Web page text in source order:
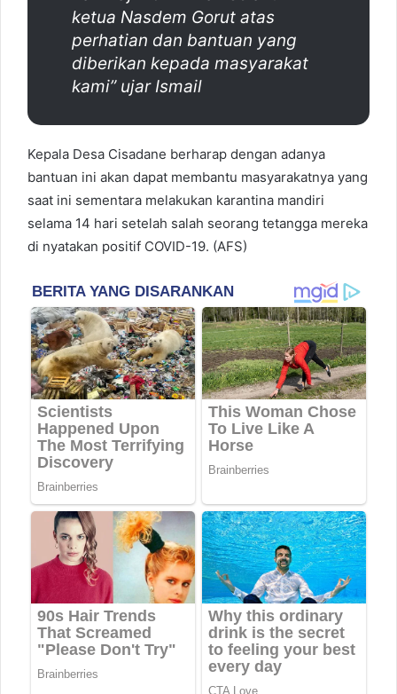
ketua Nasdem Gorut atas
perhatian dan bantuan yang
diberikan kepada masyarakat
kami” ujar Ismail
Kepala Desa Cisadane berharap dengan adanya
bantuan ini akan dapat membantu masyarakatnya yang
saat ini sementara melakukan karantina mandiri
selama 14 hari setelah salah seorang tetangga mereka
di nyatakan positif COVID-19. (AFS)